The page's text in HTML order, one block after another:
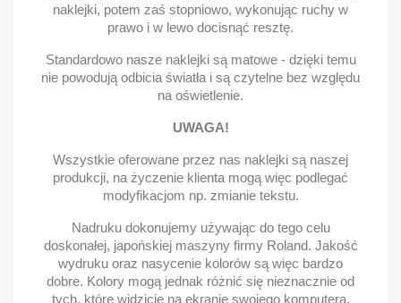
naklejki, potem zaś stopniowo, wykonując ruchy w
prawo i w lewo docisnąć resztę.
Standardowo nasze naklejki są matowe - dzięki temu
nie powodują odbicia światła i są czytelne bez względu
na oświetlenie.
UWAGA!
Wszystkie oferowane przez nas naklejki są naszej
produkcji, na życzenie klienta mogą więc podlegać
modyfikacjom np. zmianie tekstu.
Nadruku dokonujemy używając do tego celu
doskonałej, japońskiej maszyny firmy Roland. Jakość
wydruku oraz nasycenie kolorów są więc bardzo
dobre. Kolory mogą jednak różnić się nieznacznie od
tych, które widzicie na ekranie swojego komputera.